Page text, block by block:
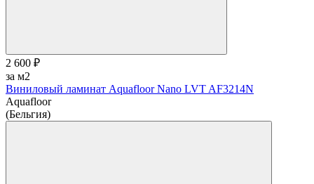
2 600 ₽
за м2
Виниловый ламинат Aquafloor Nano LVT AF3214N
Aquafloor
(Бельгия)